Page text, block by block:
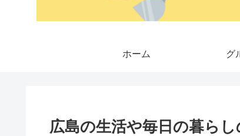
ホーム グ
広島の生活や毎日の暮ら